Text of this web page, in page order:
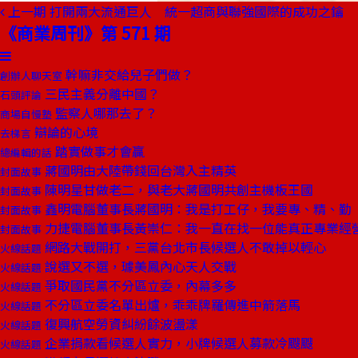
上一期 打開兩大流通巨人 統一超商與聯強國際的成功之鑰
《商業周刊》第 571 期
創辦人聊天室 幹嘛非交給兒子們做？
石頭評論 三民主義分離中國？
商場自慢塾 監察人哪那去了？
去梯言 辯論的心境
總編輯的話 踏實做事才會贏
封面故事 蔣國明由大陸帶錢回台灣入主精英
封面故事 陳明星甘做老二，與老大蔣國明共創主機板王國
封面故事 鑫明電腦董事長蔣國明：我是打工仔，我要專、精、勤
封面故事 力捷電腦董事長黃崇仁：我一直在找一位能真正專業經
火線話題 網路大戰開打，三黨台北市長候選人不敢掉以輕心
火線話題 說選又不選，璩美鳳內心天人交戰
火線話題 爭取國民黨不分區立委，內幕多多
火線話題 不分區立委名單出爐，乖乖牌羅傳進中箭落馬
火線話題 復興航空勞資糾紛餘波盪漾
火線話題 企業捐款看候選人實力，小牌候選人募款冷颼颼